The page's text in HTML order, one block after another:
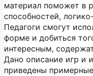
материал поможет в
способностей,
Педагоги смогут
форме и добиться
интересным,
Дано описание игр и
приведены